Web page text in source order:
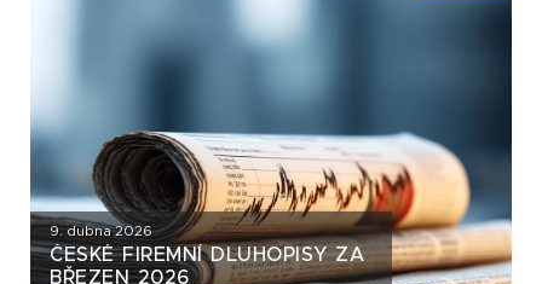
9. dubna 2026
ČESKÉ FIREMNÍ DLUHOPISY ZA
BŘEZEN 2026